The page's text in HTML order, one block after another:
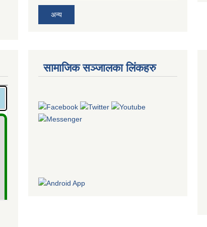
अन्य
सामाजिक सञ्जालका लिंकहरु